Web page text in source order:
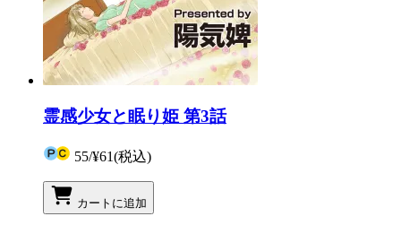
霊感少女と眠り姫 第3話
55/¥61(税込)
カートに追加